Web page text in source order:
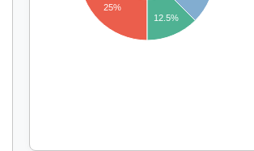
25%
12.5%